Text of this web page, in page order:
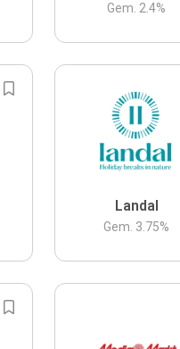
Gem. 2.4%
Landal
Gem. 3.75%